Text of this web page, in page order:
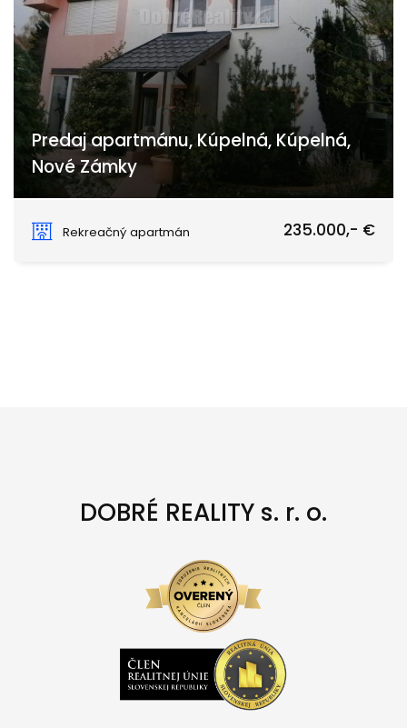
Predaj apartmánu, Kúpelná, Kúpelná,
Nové Zámky
Rekreačný apartmán
235.000,- €
DOBRÉ REALITY s. r. o.